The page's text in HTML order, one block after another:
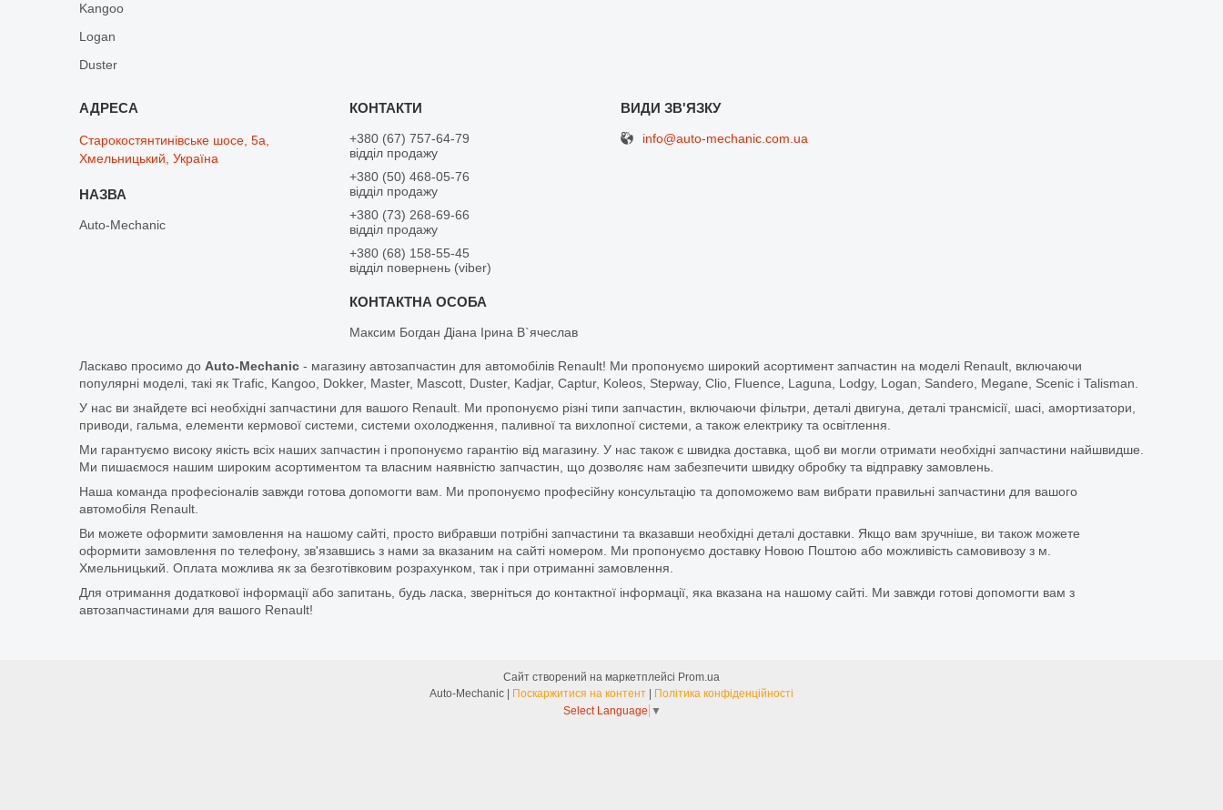
Kangoo
Logan
Duster
Старокостянтинівське шосе, 5а,
Хмельницький, Україна
Auto-Mechanic
+380 (67) 757-64-79
відділ продажу
+380 (50) 468-05-76
відділ продажу
+380 (73) 268-69-66
відділ продажу
+380 (68) 158-55-45
відділ повернень (viber)
Максим Богдан Діана Ірина В`ячеслав
info@auto-mechanic.com.ua
Ласкаво просимо до Auto-Mechanic - магазину автозапчастин для автомобілів Renault! Ми пропонуємо широкий асортимент запчастин на моделі Renault, включаючи
популярні моделі, такі як Trafic, Kangoo, Dokker, Master, Mascott, Duster, Kadjar, Captur, Koleos, Stepway, Clio, Fluence, Laguna, Lodgy, Logan, Sandero, Megane, Scenic і Talisman.
У нас ви знайдете всі необхідні запчастини для вашого Renault. Ми пропонуємо різні типи запчастин, включаючи фільтри, деталі двигуна, деталі трансмісії, шасі, амортизатори,
приводи, гальма, елементи кермової системи, системи охолодження, паливної та вихлопної системи, а також електрику та освітлення.
Ми гарантуємо високу якість всіх наших запчастин і пропонуємо гарантію від магазину. У нас також є швидка доставка, щоб ви могли отримати необхідні запчастини найшвидше.
Ми пишаємося нашим широким асортиментом та власним наявністю запчастин, що дозволяє нам забезпечити швидку обробку та відправку замовлень.
Наша команда професіоналів завжди готова допомогти вам. Ми пропонуємо професійну консультацію та допоможемо вам вибрати правильні запчастини для вашого
автомобіля Renault.
Ви можете оформити замовлення на нашому сайті, просто вибравши потрібні запчастини та вказавши необхідні деталі доставки. Якщо вам зручніше, ви також можете
оформити замовлення по телефону, зв'язавшись з нами за вказаним на сайті номером. Ми пропонуємо доставку Новою Поштою або можливість самовивозу з м.
Хмельницький. Оплата можлива як за безготівковим розрахунком, так і при отриманні замовлення.
Для отримання додаткової інформації або запитань, будь ласка, зверніться до контактної інформації, яка вказана на нашому сайті. Ми завжди готові допомогти вам з
автозапчастинами для вашого Renault!
Сайт створений на маркетплейсі Prom.ua
Поскаржитися на контент
Політика конфіденційності
Select Language ▼